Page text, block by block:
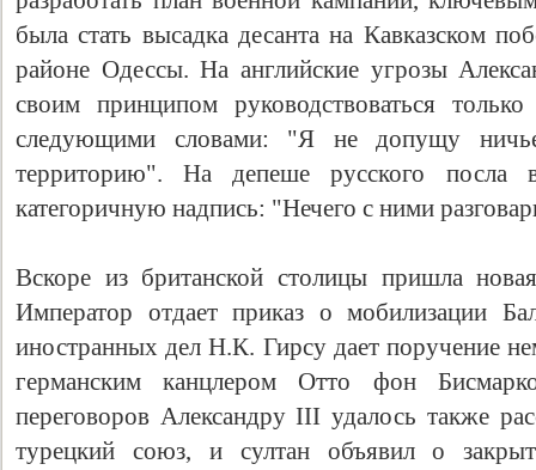
была стать высадка десанта на Кавказском
районе Одессы. На английские угрозы
своим принципом руководствоваться
следующими словами: "Я не допущу
территорию". На депеше русского посла
категоричную надпись: "Нечего с ними
Вскоре из британской столицы пришла
Император отдает приказ о мобилизации
иностранных дел Н.К. Гирсу дает поручение
германским канцлером Отто фон
переговоров Александру III удалось также
турецкий союз, и султан объявил о